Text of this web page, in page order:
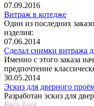
07.09.2016
Витраж в котедже
Один из последних
07.06.2014
Сделал снимки витража
Именно с этого заказа
предпочтение
30.05.2014
Эскиз для дверного
Разработан эскиз для